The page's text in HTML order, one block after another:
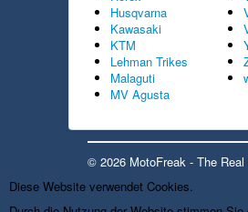
Husqvarna
Kawasaki
KTM
Lehman Trikes
Malaguti
MV Agusta
© 2026 MotoFreak - The Real
Diese Website verwendet Cookies.